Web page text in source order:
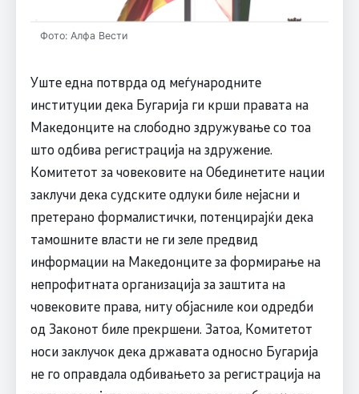
Фото: Алфа Вести
Уште една потврда од меѓународните
институции дека Бугарија ги крши правата на
Македонците на слободно здружување со тоа
што одбива регистрација на здружение.
Комитетот за човековите на Обединетите нации
заклучи дека судските одлуки биле нејасни и
претерано формалистички, потенцирајќи дека
тамошните власти не ги зеле предвид
информации на Македонците за формирање на
непрофитната организација за заштита на
човековите права, ниту објасниле кои одредби
од Законот биле прекршени. Затоа, Комитетот
носи заклучок дека државата односно Бугарија
не го оправдала одбивањето за регистрација на